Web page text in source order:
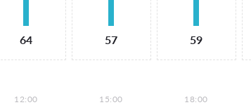
64 57 59
12:00 15:00 18:00